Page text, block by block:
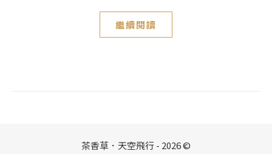
繼續閱讀
茶香草．天空飛行 - 2026 ©